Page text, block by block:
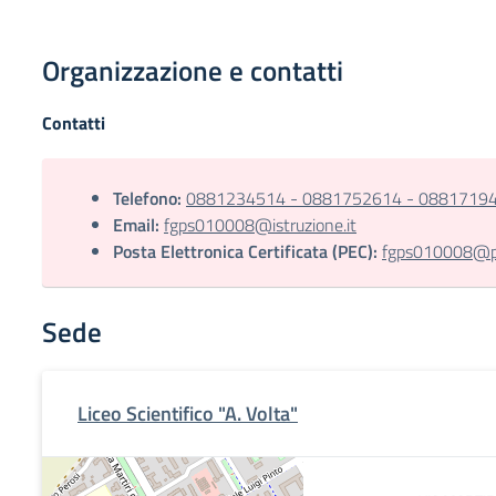
Organizzazione e contatti
Contatti
Telefono: 0881234514 - 0881752614 -
Email: fgps010008@istruzione.it
Posta Elettronica Certificata (PEC):
Sede
Liceo Scientifico "A. Volta"